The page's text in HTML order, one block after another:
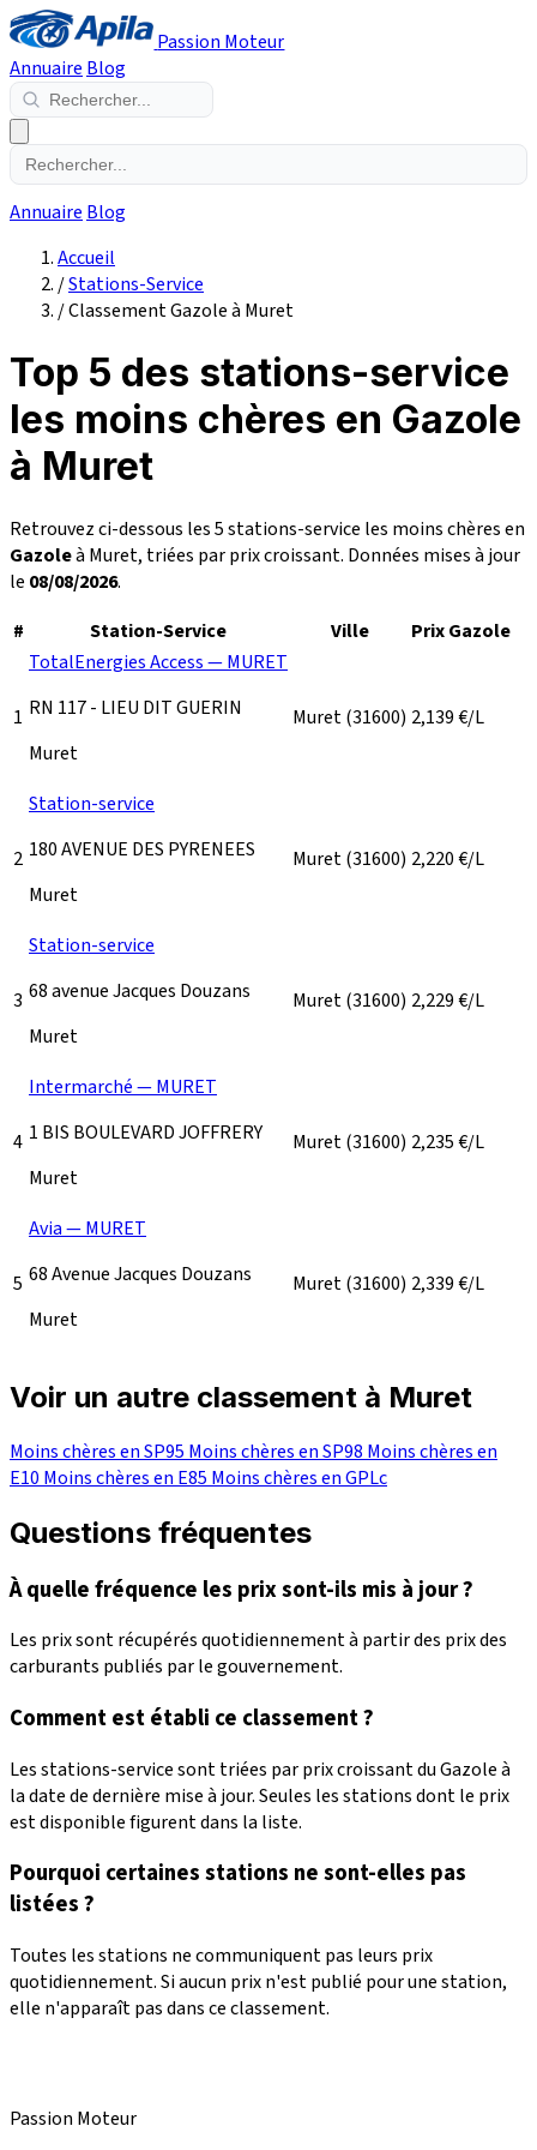
Passion Moteur
Annuaire Blog
Annuaire Blog
Accueil
/Stations-Service
/Classement Gazole à Muret
Top 5 des stations-service
les moins chères en Gazole
à Muret
Retrouvez ci-dessous les 5 stations-service les moins chères en
Gazoleà Muret, triées par prix croissant. Données mises à jour
le 08/08/2026.
#
Station-Service Ville Prix Gazole
1
TotalEnergies Access — MURET
RN 117 - LIEU DIT GUERIN
Muret
Muret(31600) 2,139€/L
2
Station-service
180 AVENUE DES PYRENEES
Muret
Muret(31600) 2,220€/L
3
Station-service
68 avenue Jacques Douzans
Muret
Muret(31600) 2,229€/L
4
Intermarché — MURET
1 BIS BOULEVARD JOFFRERY
Muret
Muret(31600) 2,235€/L
5
Avia — MURET
68 Avenue Jacques Douzans
Muret
Muret(31600) 2,339€/L
Voir un autre classement à Muret
Moins chères en SP95 Moins chères en SP98 Moins chères en
E10 Moins chères en E85 Moins chères en GPLc
Questions fréquentes
À quelle fréquence les prix sont-ils mis à jour ?
Les prix sont récupérés quotidiennement à partir des prix des
carburants publiés par le gouvernement.
Comment est établi ce classement ?
Les stations-service sont triées par prix croissant du Gazole à
la date de dernière mise à jour. Seules les stations dont le prix
est disponible figurent dans la liste.
Pourquoi certaines stations ne sont-elles pas
listées ?
Toutes les stations ne communiquent pas leurs prix
quotidiennement. Si aucun prix n'est publié pour une station,
elle n'apparaît pas dans ce classement.
Passion Moteur